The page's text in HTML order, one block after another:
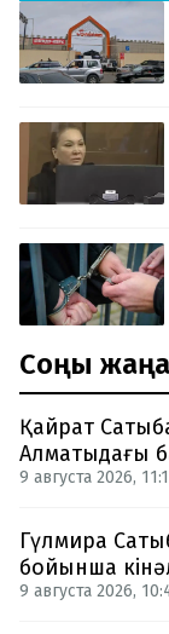
Соңғы
Қайрат
Алматыдағы
9 августа 2026,
Гүлмира
бойынша
9 августа 2026,